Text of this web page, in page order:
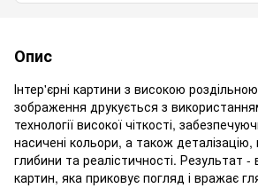
Опис
Інтер'єрні картини з високою
зображення друкується з
технології високої чіткості,
насичені кольори, а також
глибини та реалістичності. Результат -
картин, яка приковує погляд і вражає